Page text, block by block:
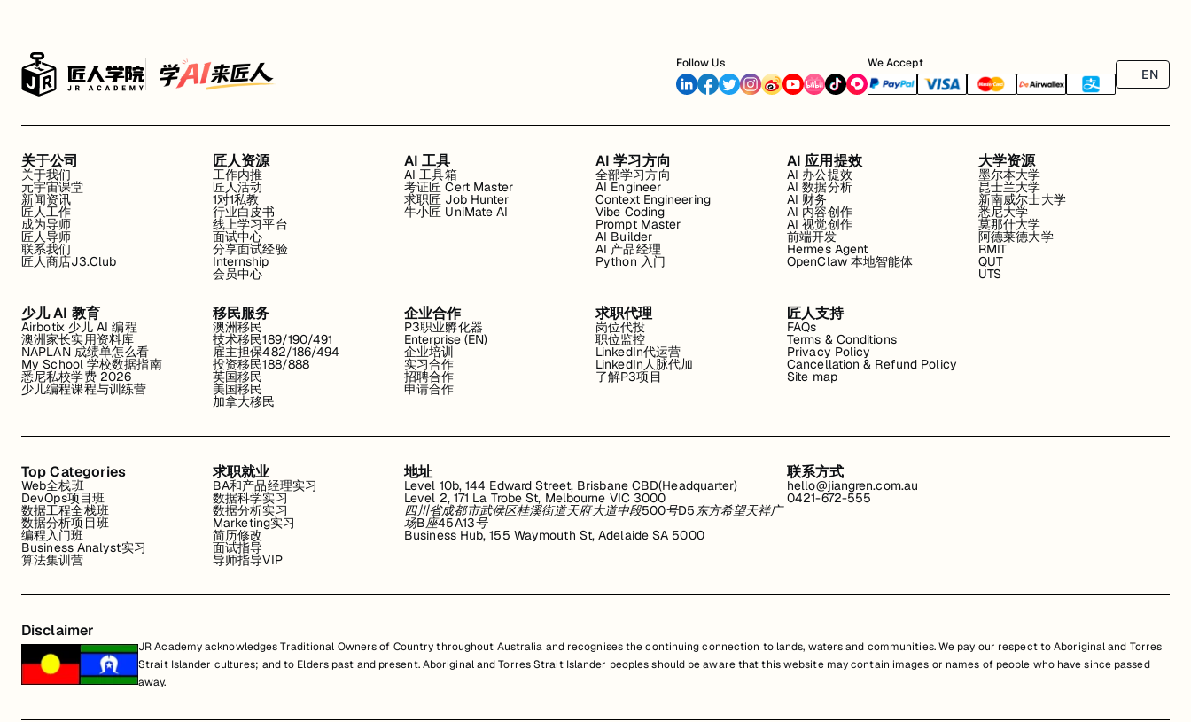
Follow Us We Accept
EN
关于公司
关于我们
元宇宙课堂
新闻资讯
匠人工作
成为导师
匠人导师
联系我们
匠人商店J3.Club
匠人资源
工作内推
匠人活动
1对1私教
行业白皮书
线上学习平台
面试中心
分享面试经验
Internship
会员中心
AI 工具
AI 工具箱
考证匠 Cert Master
求职匠 Job Hunter
牛小匠 UniMate AI
AI 学习方向
全部学习方向
AI Engineer
Context Engineering
Vibe Coding
Prompt Master
AI Builder
AI 产品经理
Python 入门
AI 应用提效
AI 办公提效
AI 数据分析
AI 财务
AI 内容创作
AI 视觉创作
前端开发
Hermes Agent
OpenClaw 本地智能体
大学资源
墨尔本大学
昆士兰大学
新南威尔士大学
悉尼大学
莫那什大学
阿德莱德大学
RMIT
QUT
UTS
少儿 AI 教育
Airbotix 少儿 AI 编程
澳洲家长实用资料库
NAPLAN 成绩单怎么看
My School 学校数据指南
悉尼私校学费 2026
少儿编程课程与训练营
移民服务
澳洲移民
技术移民189/190/491
雇主担保482/186/494
投资移民188/888
英国移民
美国移民
加拿大移民
企业合作
P3职业孵化器
Enterprise (EN)
企业培训
实习合作
招聘合作
申请合作
求职代理
岗位代投
职位监控
LinkedIn代运营
LinkedIn人脉代加
了解P3项目
匠人支持
FAQs
Terms & Conditions
Privacy Policy
Cancellation & Refund Policy
Site map
Top Categories
Web全栈班
DevOps项目班
数据工程全栈班
数据分析项目班
编程入门班
Business Analyst实习
算法集训营
求职就业
BA和产品经理实习
数据科学实习
数据分析实习
Marketing实习
简历修改
面试指导
导师指导VIP
地址
Level 10b, 144 Edward Street, Brisbane CBD(Headquarter)
Level 2, 171 La Trobe St, Melbourne VIC 3000
四川省成都市武侯区桂溪街道天府大道中段500号D5东方希望天祥广
场B座45A13号
Business Hub, 155 Waymouth St, Adelaide SA 5000
联系方式
hello@jiangren.com.au
0421-672-555
Disclaimer
JR Academy acknowledges Traditional Owners of Country throughout Australia and recognises the continuing connection to lands, waters and communities. We pay our respect to Aboriginal and Torres
Strait Islander cultures; and to Elders past and present. Aboriginal and Torres Strait Islander peoples should be aware that this website may contain images or names of people who have since passed
away.